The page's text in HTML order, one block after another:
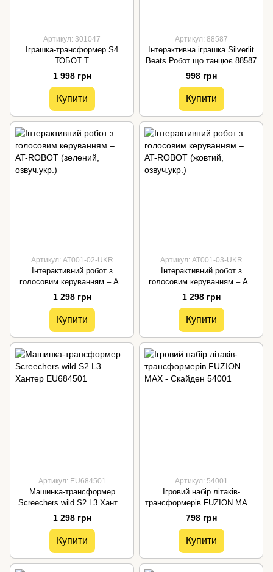
Артикул: 301047
Іграшка-трансформер S4
ТОБОТ T
1 998 грн
Купити
Артикул: 88587
Інтерактивна іграшка Silverlit
Beats Робот що танцює 88587
998 грн
Купити
Артикул: AT001-02-UKR
Інтерактивний робот з
голосовим керуванням – AT-
ROBOT (зелений, озвуч.укр.)
1 298 грн
Купити
Артикул: AT001-03-UKR
Інтерактивний робот з
голосовим керуванням – AT-
ROBOT (жовтий, озвуч.укр.)
1 298 грн
Купити
Артикул: EU684501
Машинка-трансформер
Screechers wild S2 L3 Хантер
EU684501
1 298 грн
Купити
Артикул: 54001
Ігровий набір літаків-
трансформерів FUZION MAX -
Скайден 54001
798 грн
Купити